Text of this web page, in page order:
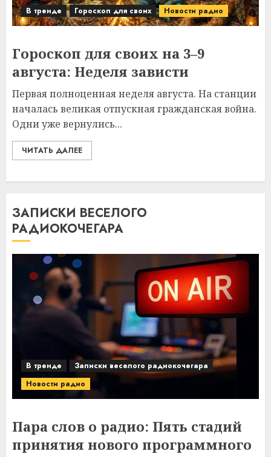
В тренде Гороскоп для своих Новости радио
Гороскоп для своих на 3–9
августа: Неделя зависти
Первая полноценная неделя августа. На станции
началась великая отпускная гражданская война.
Одни уже вернулись...
ЧИТАТЬ ДАЛЕЕ
ЗАПИСКИ ВЕСЕЛОГО
РАДИОКОЧЕГАРА
В тренде
Записки веселого радиокочегара
Новости радио
Пара слов о радио: Пять стадий
принятия нового программного